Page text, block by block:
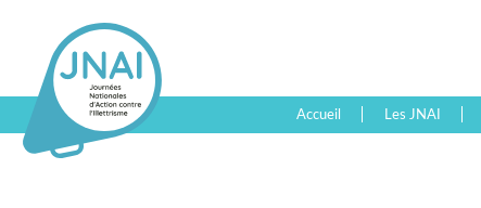
Accueil Les JNAI